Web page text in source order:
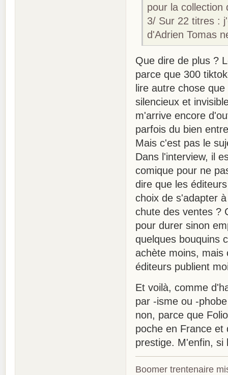
pour la collection
3/ Sur 22 titres :
d'Adrien Tomas
Que dire de plus ?
parce que 300
lire autre chose
silencieux et
m'arrive encore
parfois du bien
Mais c'est pas le
Dans l'interview, il
comique pour ne
dire que les
choix de s'adapter
chute des ventes ?
pour durer sinon
quelques bouquins
achète moins, mais
éditeurs publient
Et voilà, comme
par -isme ou -
non, parce que
poche en France et
prestige. M'enfin,
Boomer trentenaire